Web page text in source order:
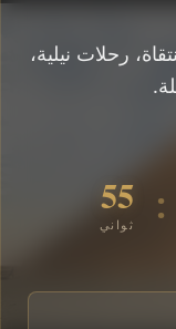
رحلات نيلية،
:
55
ثواني